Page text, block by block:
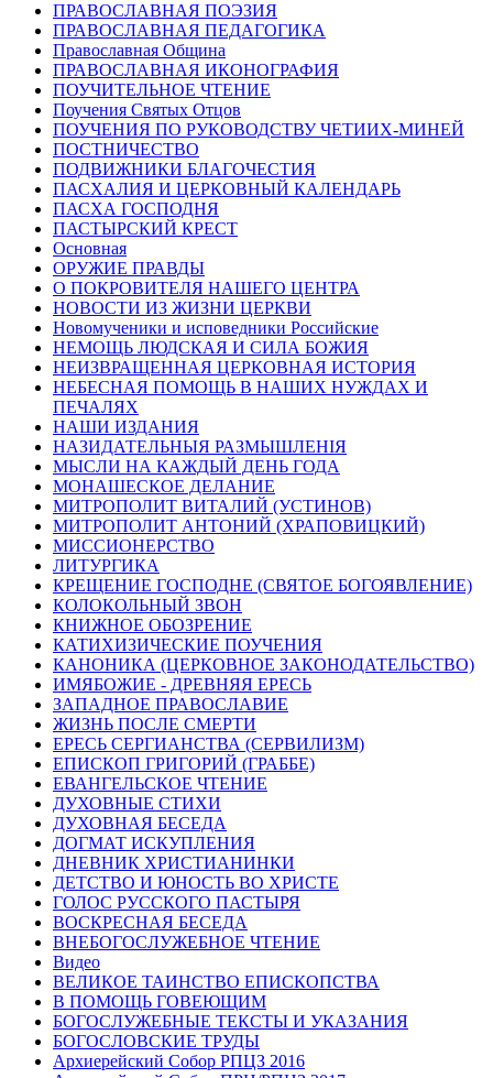
ПРАВОСЛАВНАЯ ПОЭЗИЯ
ПРАВОСЛАВНАЯ ПЕДАГОГИКА
Православная Община
ПРАВОСЛАВНАЯ ИКОНОГРАФИЯ
ПОУЧИТЕЛЬНОЕ ЧТЕНИЕ
Поучения Святых Отцов
ПОУЧЕНИЯ ПО РУКОВОДСТВУ ЧЕТИИХ-МИНЕЙ
ПОСТНИЧЕСТВО
ПОДВИЖНИКИ БЛАГОЧЕСТИЯ
ПАСХАЛИЯ И ЦЕРКОВНЫЙ КАЛЕНДАРЬ
ПАСХА ГОСПОДНЯ
ПАСТЫРСКИЙ КРЕСТ
Основная
ОРУЖИЕ ПРАВДЫ
О ПОКРОВИТЕЛЯ НАШЕГО ЦЕНТРА
НОВОСТИ ИЗ ЖИЗНИ ЦЕРКВИ
Новомученики и исповедники Российские
НЕМОЩЬ ЛЮДСКАЯ И СИЛА БОЖИЯ
НЕИЗВРАЩЕННАЯ ЦЕРКОВНАЯ ИСТОРИЯ
НЕБЕСНАЯ ПОМОЩЬ В НАШИХ НУЖДАХ И
ПЕЧАЛЯХ
НАШИ ИЗДАНИЯ
НАЗИДАТЕЛЬНЫЯ РАЗМЫШЛЕНІЯ
МЫСЛИ НА КАЖДЫЙ ДЕНЬ ГОДА
МОНАШЕСКОЕ ДЕЛАНИЕ
МИТРОПОЛИТ ВИТАЛИЙ (УСТИНОВ)
МИТРОПОЛИТ АНТОНИЙ (ХРАПОВИЦКИЙ)
МИССИОНЕРСТВО
ЛИТУРГИКА
КРЕЩЕНИЕ ГОСПОДНЕ (СВЯТОЕ БОГОЯВЛЕНИЕ)
КОЛОКОЛЬНЫЙ ЗВОН
КНИЖНОЕ ОБОЗРЕНИЕ
КАТИХИЗИЧЕСКИЕ ПОУЧЕНИЯ
КАНОНИКА (ЦЕРКОВНОЕ ЗАКОНОДАТЕЛЬСТВО)
ИМЯБОЖИЕ - ДРЕВНЯЯ ЕРЕСЬ
ЗАПАДНОЕ ПРАВОСЛАВИЕ
ЖИЗНЬ ПОСЛЕ СМЕРТИ
ЕРЕСЬ СЕРГИАНСТВА (СЕРВИЛИЗМ)
ЕПИСКОП ГРИГОРИЙ (ГРАББЕ)
ЕВАНГЕЛЬСКОЕ ЧТЕНИЕ
ДУХОВНЫЕ СТИХИ
ДУХОВНАЯ БЕСЕДА
ДОГМАТ ИСКУПЛЕНИЯ
ДНЕВНИК ХРИСТИАНИНКИ
ДЕТСТВО И ЮНОСТЬ ВО ХРИСТЕ
ГОЛОС РУССКОГО ПАСТЫРЯ
ВОСКРЕСНАЯ БЕСЕДА
ВНЕБОГОСЛУЖЕБНОЕ ЧТЕНИЕ
Видео
ВЕЛИКОЕ ТАИНСТВО ЕПИСКОПСТВА
В ПОМОЩЬ ГОВЕЮЩИМ
БОГОСЛУЖЕБНЫЕ ТЕКСТЫ И УКАЗАНИЯ
БОГОСЛОВСКИЕ ТРУДЫ
Архиерейский Собор РПЦЗ 2016